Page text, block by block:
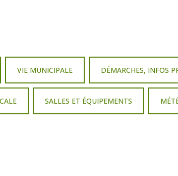
VIE MUNICIPALE DÉMARCHES, INFOS
SALLES ET ÉQUIPEMENTS